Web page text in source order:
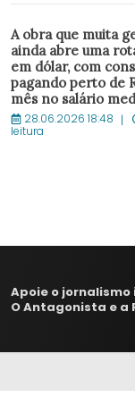
A obra que muita
ainda abre uma
em dólar, com
pagando perto de
mês no salário
28.06.2026 18:48
leitura
Apoie o
O Antagonista e a